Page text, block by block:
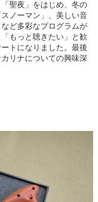
聖夜」をはじめ、冬の
ノーマン」、美しい音
ど多彩なプログラムが
もっと聴きたい」と歓
トになりました。最後
リナについての興味深